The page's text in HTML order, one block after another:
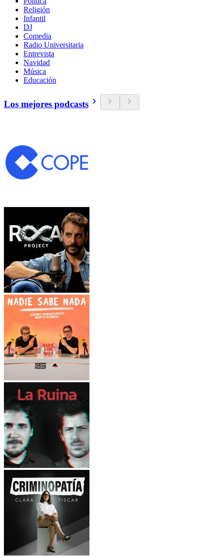
Religión
Infantil
DJ
Comedia
Radio Universitaria
Entrevista
Navidad
Música
Educación
Los mejores podcasts